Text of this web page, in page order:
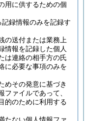
用に供するための個
録情報のみを記録す
の送付または業務上
情報を記録した個人
は連絡の相手方の氏
に必要な事項のみを
めその発意に基づき
ァイルであって、
的のために利用する